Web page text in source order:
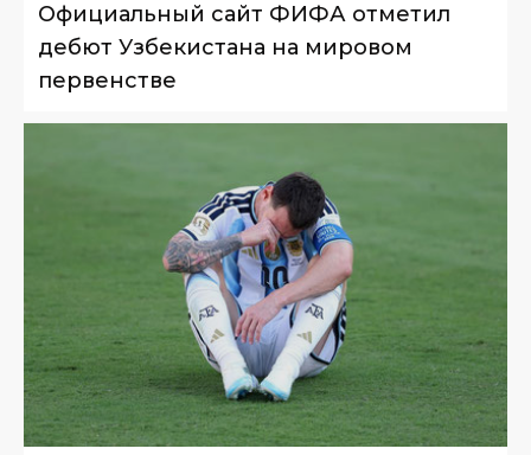
Официальный сайт ФИФА отметил
дебют Узбекистана на мировом
первенстве